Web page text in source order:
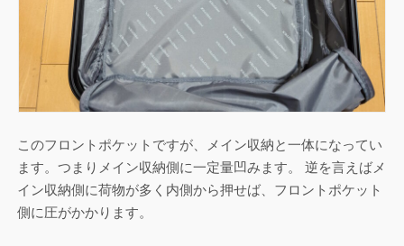
このフロントポケットですが、メイン収納と一体になってい
ます。つまりメイン収納側に一定量凹みます。 逆を言えばメ
イン収納側に荷物が多く内側から押せば、フロントポケット
側に圧がかかります。